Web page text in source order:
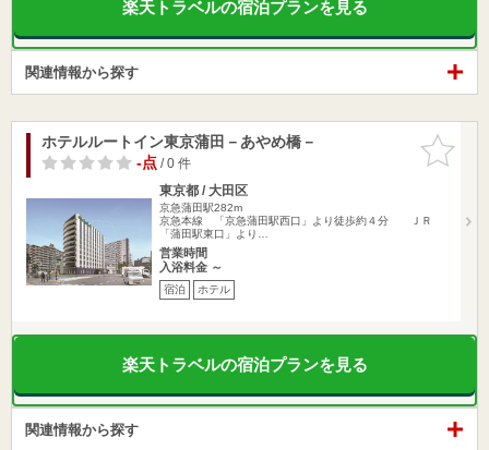
楽天トラベルの宿泊プランを見る
関連情報から探す
お気に入
りに追加
ホテルルートイン東京蒲田－あやめ橋－
-点/ 0 件
東京都 / 大田区
京急蒲田駅282m
京急本線 「京急蒲田駅西口」より徒歩約４分 ＪＲ
「蒲田駅東口」より…
営業時間
入浴料金 ～
宿泊 ホテル
楽天トラベルの宿泊プランを見る
関連情報から探す